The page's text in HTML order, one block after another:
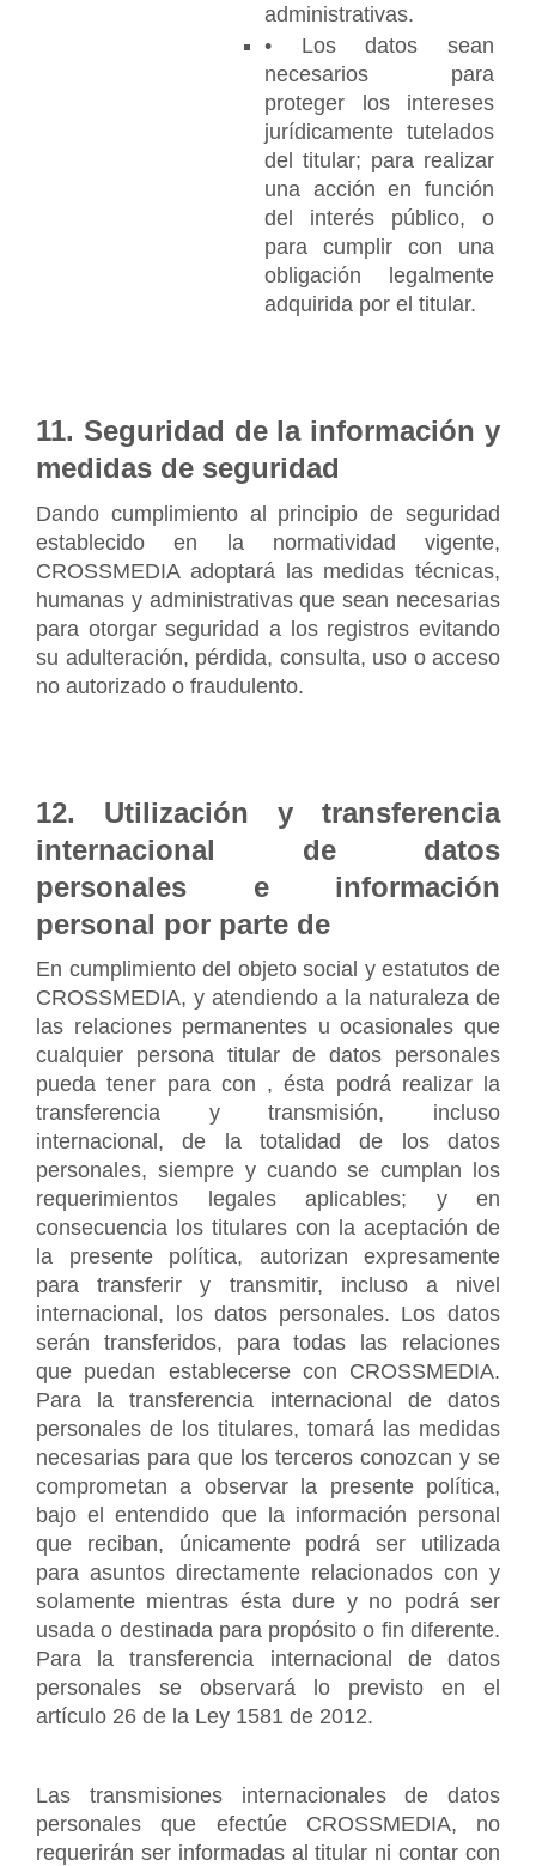
administrativas.
• Los datos sean
necesarios para
proteger los intereses
jurídicamente tutelados
del titular; para realizar
una acción en función
del interés público, o
para cumplir con una
obligación legalmente
adquirida por el titular.
11. Seguridad de la información y
medidas de seguridad
Dando cumplimiento al principio de seguridad
establecido en la normatividad vigente,
CROSSMEDIA adoptará las medidas técnicas,
humanas y administrativas que sean necesarias
para otorgar seguridad a los registros evitando
su adulteración, pérdida, consulta, uso o acceso
no autorizado o fraudulento.
12. Utilización y transferencia
internacional de datos
personales e información
personal por parte de
En cumplimiento del objeto social y estatutos de
CROSSMEDIA, y atendiendo a la naturaleza de
las relaciones permanentes u ocasionales que
cualquier persona titular de datos personales
pueda tener para con , ésta podrá realizar la
transferencia y transmisión, incluso
internacional, de la totalidad de los datos
personales, siempre y cuando se cumplan los
requerimientos legales aplicables; y en
consecuencia los titulares con la aceptación de
la presente política, autorizan expresamente
para transferir y transmitir, incluso a nivel
internacional, los datos personales. Los datos
serán transferidos, para todas las relaciones
que puedan establecerse con CROSSMEDIA.
Para la transferencia internacional de datos
personales de los titulares, tomará las medidas
necesarias para que los terceros conozcan y se
comprometan a observar la presente política,
bajo el entendido que la información personal
que reciban, únicamente podrá ser utilizada
para asuntos directamente relacionados con y
solamente mientras ésta dure y no podrá ser
usada o destinada para propósito o fin diferente.
Para la transferencia internacional de datos
personales se observará lo previsto en el
artículo 26 de la Ley 1581 de 2012.
Las transmisiones internacionales de datos
personales que efectúe CROSSMEDIA, no
requerirán ser informadas al titular ni contar con